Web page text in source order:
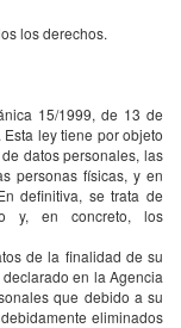
los derechos.
15/1999, de 13 de
ley tiene por objeto
datos personales, las
personas físicas, y en
definitiva, se trata de
y, en concreto, los
de la finalidad de su
en la Agencia
que debido a su
eliminados